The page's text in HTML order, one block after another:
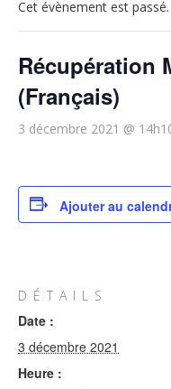
Cet évènement est passé.
Récupération
(Français)
3 décembre 2021 @
Ajouter au
DÉTAILS
Date :
3 décembre 2021
Heure :